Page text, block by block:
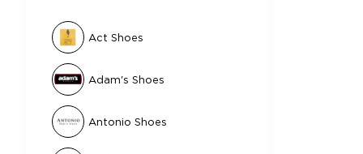
Act Shoes
Adam's Shoes
Antonio Shoes